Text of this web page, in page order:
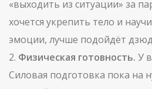
«выходить из ситуации» за
хочется укрепить тело и
эмоции, лучше подойдёт
2. Физическая готовность. У
Силовая подготовка пока на